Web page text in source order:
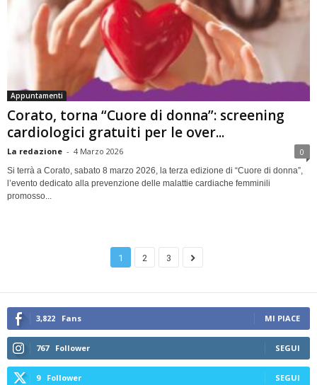
Appuntamenti
Corato, torna “Cuore di donna”: screening
cardiologici gratuiti per le over...
La redazione - 4 Marzo 2026 0
Si terrà a Corato, sabato 8 marzo 2026, la terza edizione di “Cuore di donna”,
l’evento dedicato alla prevenzione delle malattie cardiache femminili
promosso...
1 2 3
3,822 Fans MI PIACE
767 Follower SEGUI
9 Follower SEGUI